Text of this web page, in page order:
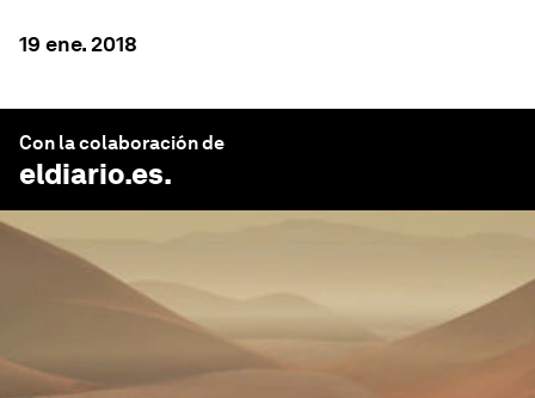
19 ene. 2018
Con la colaboración de
eldiario.es.